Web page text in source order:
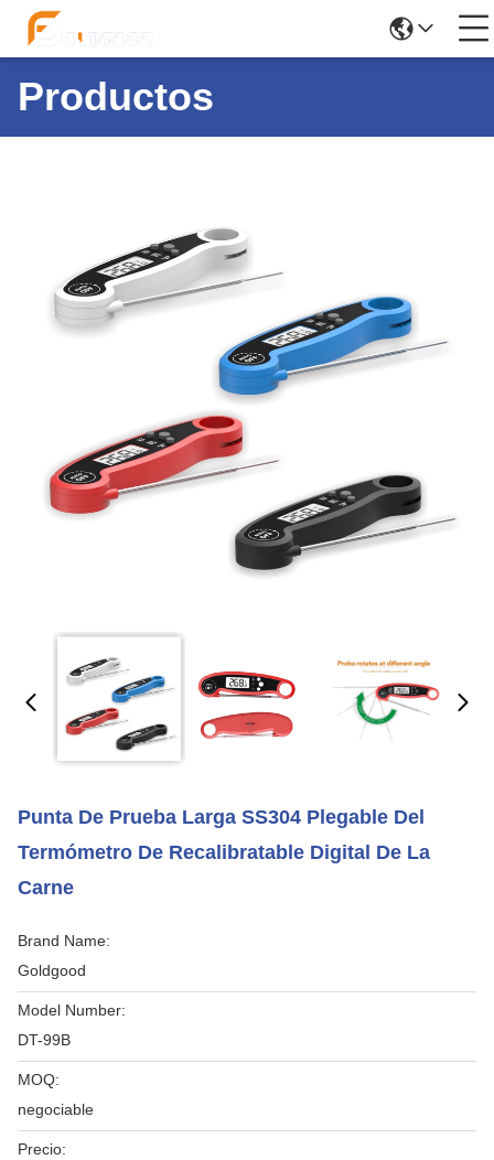
Productos
Punta De Prueba Larga SS304 Plegable Del
Termómetro De Recalibratable Digital De La
Carne
Brand Name:
Goldgood
Model Number:
DT-99B
MOQ:
negociable
Precio: